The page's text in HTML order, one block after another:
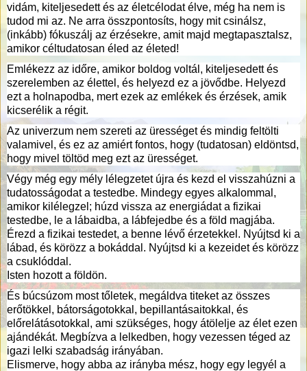
vidám, kiteljesedett és az életcélodat élve, még ha nem is
tudod mi az. Ne arra összpontosíts, hogy mit csinálsz,
(inkább) fókuszálj az érzésekre, amit majd megtapasztalsz,
amikor céltudatosan éled az életed!
Emlékezz az időre, amikor boldog voltál, kiteljesedett és
szerelemben az élettel, és helyezd ez a jövődbe. Helyezd
ezt a holnapodba, mert ezek az emlékek és érzések, amik
kicserélik a régit.
Az univerzum nem szereti az ürességet és mindig feltölti
valamivel, és ez az amiért fontos, hogy (tudatosan) eldöntsd,
hogy mivel töltöd meg ezt az ürességet.
Végy még egy mély lélegzetet újra és kezd el visszahúzni a
tudatosságodat a testedbe. Mindegy egyes alkalommal,
amikor kilélegzel; húzd vissza az energiádat a fizikai
testedbe, le a lábaidba, a lábfejedbe és a föld magjába.
Érezd a fizikai testedet, a benne lévő érzetekkel. Nyújtsd ki a
lábad, és körözz a bokáddal. Nyújtsd ki a kezeidet és körözz
a csuklóddal.
Isten hozott a földön.
És búcsúzom most tőletek, megáldva titeket az összes
erőtökkel, bátorságotokkal, bepillantásaitokkal, és
előrelátásotokkal, ami szükséges, hogy átölelje az élet ezen
ajándékát. Megbízva a lelkedben, hogy vezessen téged az
igazi lelki szabadság irányában.
Elismerve, hogy abba az irányba mész, hogy egy legyél a